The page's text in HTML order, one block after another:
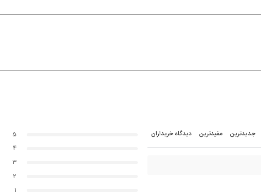
جدیدترین مفیدترین دیدگاه خریداران
5
4
3
2
1